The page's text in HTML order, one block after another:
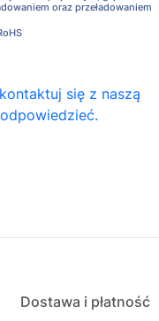
oraz przeładowaniem
się z naszą
Dostawa i płatność